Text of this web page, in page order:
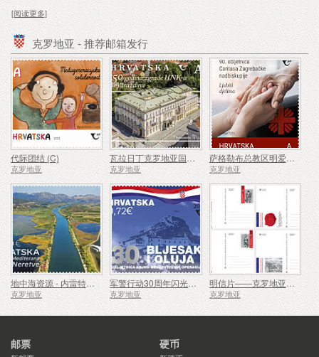
[阅读更多]
克罗地亚 - 推荐邮箱发行
代际团结 (C)
克罗地亚
瓦拉日丁克罗地亚国家剧院大楼 150 周年
克罗地亚
萨格勒布总教区明爱成立 90 周年 (C)
克罗地亚
地中海资源 - 内雷特瓦三角洲（C）
克罗地亚
军警行动30周年闪光与风暴（C）
克罗地亚
明信片——克罗地亚军事传统
克罗地亚
邮票
硬币